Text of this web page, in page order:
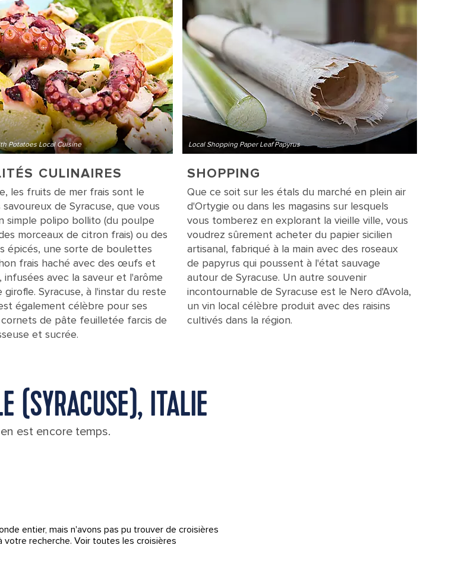
Potatoes Local Cuisine
CULINAIRES
les fruits de mer frais sont le
de Syracuse, que vous
simple polipo bollito (du poulpe
morceaux de citron frais) ou des
épicés, une sorte de boulettes
frais haché avec des œufs et
infusées avec la saveur et l'arôme
girofle. Syracuse, à l'instar du reste
également célèbre pour ses
cornets de pâte feuilletée farcis de
et sucrée.
Local Shopping Paper Leaf Papyrus
SHOPPING
Que ce soit sur les étals du marché en plein air
d'Ortygie ou dans les magasins sur lesquels
vous tomberez en explorant la vieille ville, vous
voudrez sûrement acheter du papier sicilien
artisanal, fabriqué à la main avec des roseaux
de papyrus qui poussent à l'état sauvage
autour de Syracuse. Un autre souvenir
incontournable de Syracuse est le Nero d'Avola,
un vin local célèbre produit avec des raisins
cultivés dans la région.
(SYRACUSE), ITALIE
est encore temps.
entier, mais n'avons pas pu trouver de croisières
votre recherche. Voir toutes les croisières